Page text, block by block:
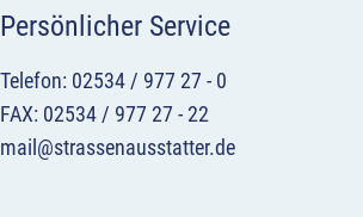
Persönlicher Service
Telefon: 02534 / 977 27 - 0
FAX: 02534 / 977 27 - 22
mail@strassenausstatter.de